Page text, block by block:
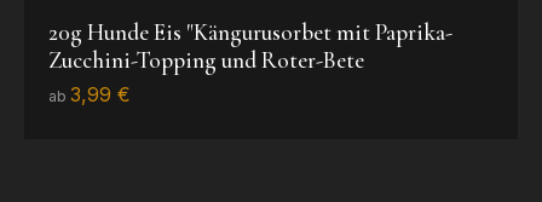
20g Hunde Eis "Kängurusorbet mit Paprika-
Zucchini-Topping und Roter-Bete
ab 3,99 €